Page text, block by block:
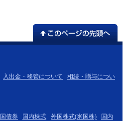
入出金・移管について
相続・贈与につい
債券 国内株式 外国株式(米国株)
国内